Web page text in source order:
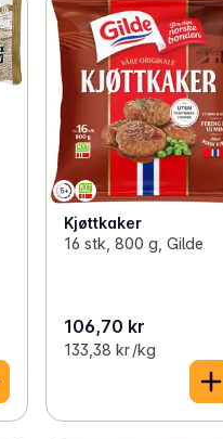
Kjøttkaker
16 stk, 800 g, Gilde
106,70 kr
133,38 kr /kg